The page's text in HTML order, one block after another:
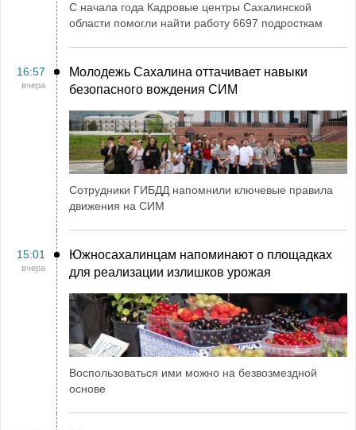
С начала года Кадровые центры Сахалинской
области помогли найти работу 6697 подросткам
16:57
вчера
Молодежь Сахалина оттачивает навыки
безопасного вождения СИМ
Сотрудники ГИБДД напомнили ключевые правила
движения на СИМ
15:01
вчера
Южносахалинцам напоминают о площадках
для реализации излишков урожая
Воспользоваться ими можно на безвозмездной
основе